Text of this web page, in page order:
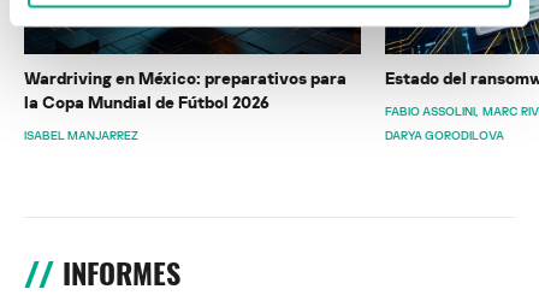
Wardriving en México: preparativos para
la Copa Mundial de Fútbol 2026
ISABEL MANJARREZ
Estado del
FABIO ASSOLINI MARC
DARYA GORODILOVA
INFORMES